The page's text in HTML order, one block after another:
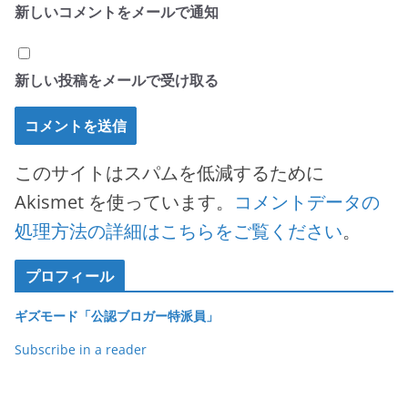
新しいコメントをメールで通知
新しい投稿をメールで受け取る
このサイトはスパムを低減するために
Akismet を使っています。 コメントデータの
処理方法の詳細はこちらをご覧ください。
プロフィール
ギズモード「公認ブロガー特派員」
Subscribe in a reader